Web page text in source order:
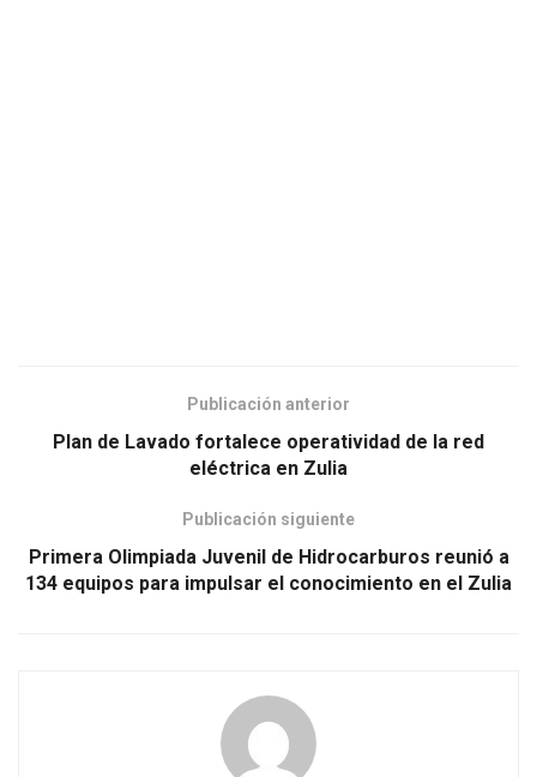
Publicación anterior
Plan de Lavado fortalece operatividad de la red
eléctrica en Zulia
Publicación siguiente
Primera Olimpiada Juvenil de Hidrocarburos reunió a
134 equipos para impulsar el conocimiento en el Zulia